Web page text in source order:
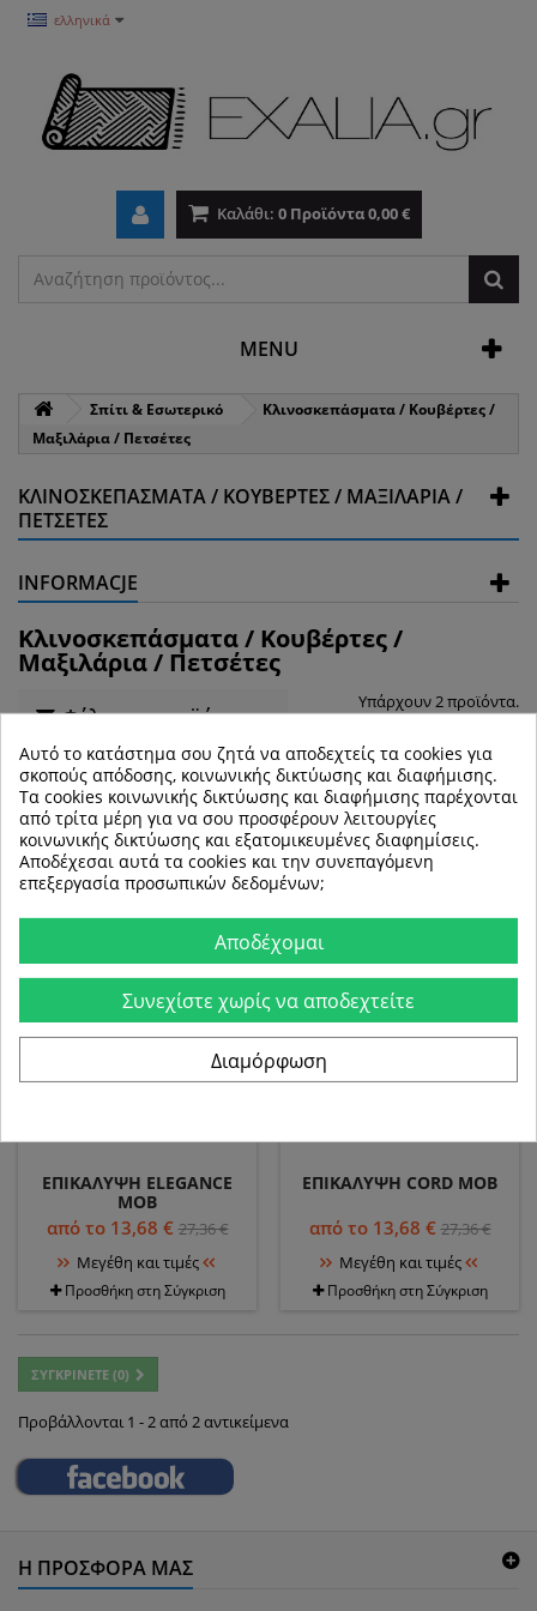
ελληνικά
Καλάθι: 0 Προϊόντα0,00 €
MENU
Σπίτι & Εσωτερικό
Κλινοσκεπάσματα / Κουβέρτες /
Μαξιλάρια / Πετσέτες
ΚΛΙΝΟΣΚΕΠΆΣΜΑΤΑ / ΚΟΥΒΈΡΤΕΣ / ΜΑΞΙΛΆΡΙΑ /
ΠΕΤΣΈΤΕΣ
INFORMACJE
Κλινοσκεπάσματα / Κουβέρτες /
Μαξιλάρια / Πετσέτες
Φίλτρα προϊόντων
Υπάρχουν 2 προϊόντα.
Ταξινόμιση ανά --
ΣΥΓΚΡΊΝΕΤΕ ( 0)
ΕΠΙΚΆΛΥΨΗ ELEGANCE
ΜΟΒ
από το 13,68 €27,36 €
-50%
Μεγέθη και τιμές
Προσθήκη στη Σύγκριση
Πώληση!
ΕΠΙΚΆΛΥΨΗ CORD ΜΟΒ
από το 13,68 €27,36 €
Μεγέθη και τιμές
Προσθήκη στη Σύγκριση
ΣΥΓΚΡΊΝΕΤΕ (0)
Προβάλλονται 1 - 2 από 2 αντικείμενα
Η ΠΡΟΣΦΟΡΆ ΜΑΣ
Αυτό το κατάστημα σου ζητά να αποδεχτείς τα cookies για
σκοπούς απόδοσης, κοινωνικής δικτύωσης και διαφήμισης.
Τα cookies κοινωνικής δικτύωσης και διαφήμισης παρέχονται
από τρίτα μέρη για να σου προσφέρουν λειτουργίες
κοινωνικής δικτύωσης και εξατομικευμένες διαφημίσεις.
Αποδέχεσαι αυτά τα cookies και την συνεπαγόμενη
επεξεργασία προσωπικών δεδομένων;
Αποδέχομαι
Συνεχίστε χωρίς να αποδεχτείτε
Διαμόρφωση